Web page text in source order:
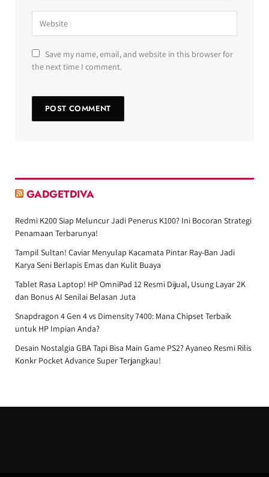
Save my name, email, and website in this browser for
the next time I comment.
GADGETDIVA
Redmi K200 Siap Meluncur Jadi Penerus K100? Ini Bocoran Strategi
Penamaan Terbarunya!
Tampil Sultan! Caviar Menyulap Kacamata Pintar Ray-Ban Jadi
Karya Seni Berlapis Emas dan Kulit Buaya
Tablet Rasa Laptop! HP OmniPad 12 Resmi Dijual, Usung Layar 2K
dan Bonus AI Senilai Belasan Juta
Snapdragon 4 Gen 4 vs Dimensity 7400: Mana Chipset Terbaik
untuk HP Impian Anda?
Desain Nostalgia GBA Tapi Bisa Main Game PS2? Ayaneo Resmi Rilis
Konkr Pocket Advance Super Terjangkau!